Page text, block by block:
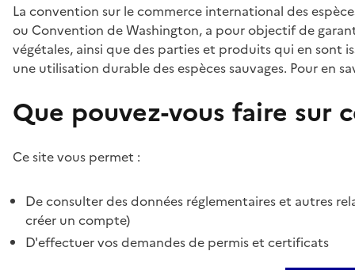
La convention sur le commerce international des
ou Convention de Washington, a pour objectif de
végétales, ainsi que des parties et produits qui en sont
une utilisation durable des espèces sauvages. Pour en
Que pouvez-vous faire sur
Ce site vous permet :
De consulter des données réglementaires et autres
créer un compte)
D'effectuer vos demandes de permis et certificats